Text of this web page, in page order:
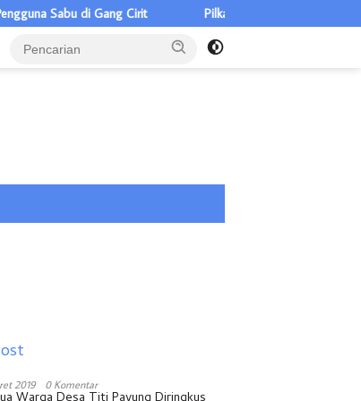
Sabu di Gang Cirit Pilkades Pulau Rakyat Tua 5
2019 0 Komentar